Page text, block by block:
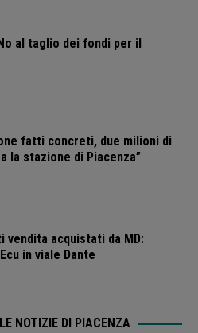
al taglio dei fondi per il
fatti concreti, due milioni di
la stazione di Piacenza”
vendita acquistati da MD:
in viale Dante
NOTIZIE DI PIACENZA